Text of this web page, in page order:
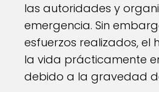
las autoridades y
emergencia. Sin
esfuerzos realizados, el
la vida prácticamente
debido a la gravedad